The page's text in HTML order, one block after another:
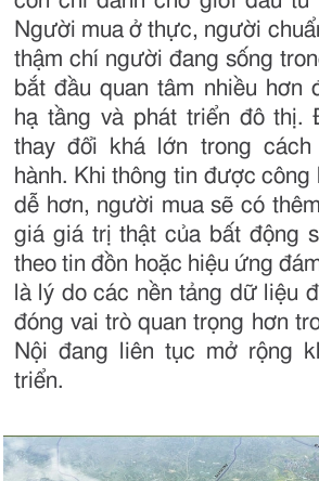
Người mua ở thực, người
thậm chí người đang sống
bắt đầu quan tâm nhiều hơn
hạ tầng và phát triển đô thị.
thay đổi khá lớn trong
hành. Khi thông tin được công
dễ hơn, người mua sẽ có
giá giá trị thật của bất động
theo tin đồn hoặc hiệu ứng
là lý do các nền tảng dữ liệu
đóng vai trò quan trọng hơn
Nội đang liên tục mở rộng
triển.